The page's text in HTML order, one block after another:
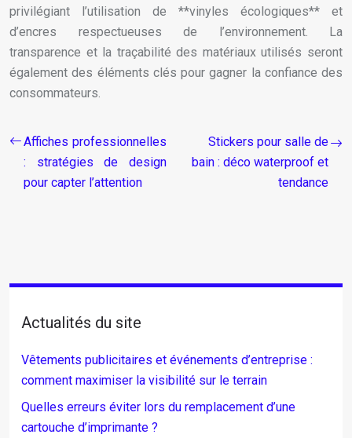
privilégiant l’utilisation de **vinyles écologiques** et
d’encres respectueuses de l’environnement. La
transparence et la traçabilité des matériaux utilisés seront
également des éléments clés pour gagner la confiance des
consommateurs.
Affiches professionnelles
: stratégies de design
pour capter l’attention
Stickers pour salle de
bain : déco waterproof et
tendance
Actualités du site
Vêtements publicitaires et événements d’entreprise :
comment maximiser la visibilité sur le terrain
Quelles erreurs éviter lors du remplacement d’une
cartouche d’imprimante ?